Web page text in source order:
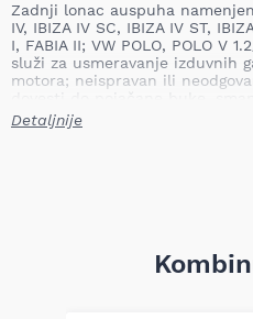
Zadnji lonac auspuha
IV, IBIZA IV SC, IBIZA IV ST,
I, FABIA II; VW POLO, POLO V
služi za usmeravanje izduvnih
motora; neispravan ili
dovesti do pojačane buke,
mogućeg curenja izduvnih
bezbednost vozila.
Lonac je dizajniran da
ispravno vođenje izduvnih
Detaljnije